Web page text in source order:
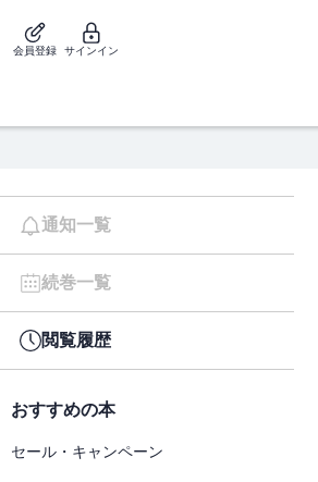
会員登録 サインイン
通知一覧
続巻一覧
閲覧履歴
おすすめの本
セール・キャンペーン